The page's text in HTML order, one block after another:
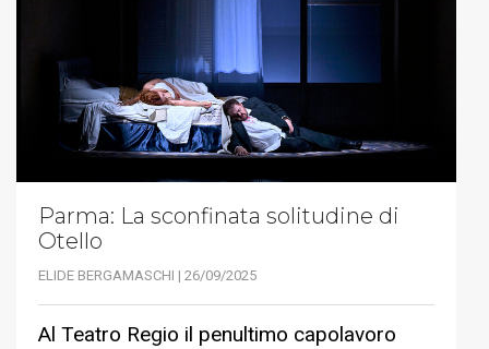
Parma: La sconfinata solitudine di
Otello
ELIDE BERGAMASCHI | 26/09/2025
Al Teatro Regio il penultimo capolavoro